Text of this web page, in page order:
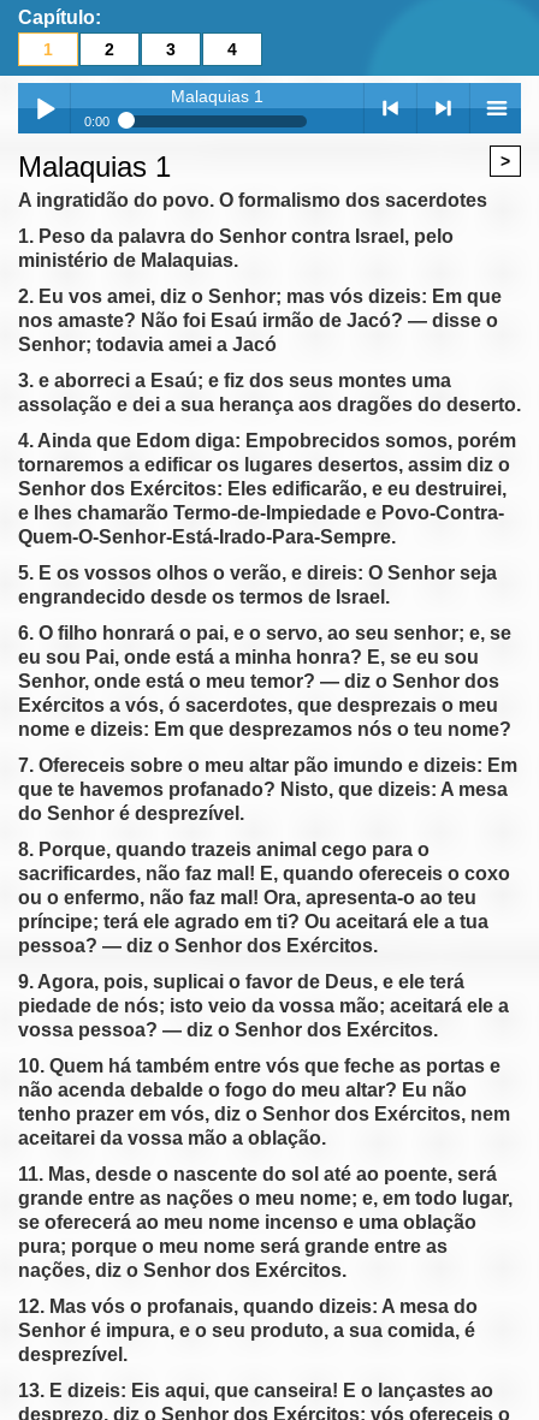
Capítulo:
1 2 3 4
Play /
pause
Malaquias 1
0:00
menu
Malaquias 1
Malaquias 2
Malaquias 3
Malaquias 4
>
Malaquias 1
A ingratidão do povo. O formalismo dos sacerdotes
1. Peso da palavra do Senhor contra Israel, pelo
ministério de Malaquias.
2. Eu vos amei, diz o Senhor; mas vós dizeis: Em que
nos amaste? Não foi Esaú irmão de Jacó? — disse o
Senhor; todavia amei a Jacó
3. e aborreci a Esaú; e fiz dos seus montes uma
assolação e dei a sua herança aos dragões do deserto.
4. Ainda que Edom diga: Empobrecidos somos, porém
tornaremos a edificar os lugares desertos, assim diz o
Senhor dos Exércitos: Eles edificarão, e eu destruirei,
e lhes chamarão Termo-de-Impiedade e Povo-Contra-
Quem-O-Senhor-Está-Irado-Para-Sempre.
5. E os vossos olhos o verão, e direis: O Senhor seja
engrandecido desde os termos de Israel.
6. O filho honrará o pai, e o servo, ao seu senhor; e, se
eu sou Pai, onde está a minha honra? E, se eu sou
Senhor, onde está o meu temor? — diz o Senhor dos
Exércitos a vós, ó sacerdotes, que desprezais o meu
nome e dizeis: Em que desprezamos nós o teu nome?
7. Ofereceis sobre o meu altar pão imundo e dizeis: Em
que te havemos profanado? Nisto, que dizeis: A mesa
do Senhor é desprezível.
8. Porque, quando trazeis animal cego para o
sacrificardes, não faz mal! E, quando ofereceis o coxo
ou o enfermo, não faz mal! Ora, apresenta-o ao teu
príncipe; terá ele agrado em ti? Ou aceitará ele a tua
pessoa? — diz o Senhor dos Exércitos.
9. Agora, pois, suplicai o favor de Deus, e ele terá
piedade de nós; isto veio da vossa mão; aceitará ele a
vossa pessoa? — diz o Senhor dos Exércitos.
10. Quem há também entre vós que feche as portas e
não acenda debalde o fogo do meu altar? Eu não
tenho prazer em vós, diz o Senhor dos Exércitos, nem
aceitarei da vossa mão a oblação.
11. Mas, desde o nascente do sol até ao poente, será
grande entre as nações o meu nome; e, em todo lugar,
se oferecerá ao meu nome incenso e uma oblação
pura; porque o meu nome será grande entre as
nações, diz o Senhor dos Exércitos.
12. Mas vós o profanais, quando dizeis: A mesa do
Senhor é impura, e o seu produto, a sua comida, é
desprezível.
13. E dizeis: Eis aqui, que canseira! E o lançastes ao
desprezo, diz o Senhor dos Exércitos: vós ofereceis o